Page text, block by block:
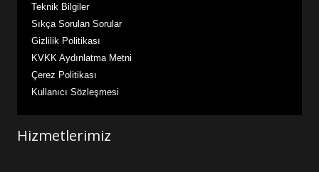
Teknik Bilgiler
Sıkça Sorulan Sorular
Gizlilik Politikası
KVKK Aydınlatma Metni
Çerez Politikası
Kullanıcı Sözleşmesi
Hizmetlerimiz